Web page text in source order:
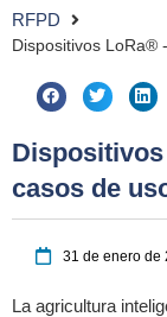
RFPD
Dispositivos LoRa®
casos de
31 de enero de
La agricultura